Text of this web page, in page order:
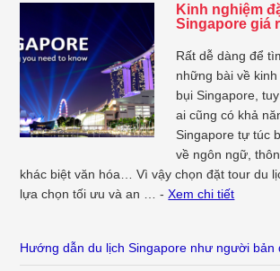
Kinh nghiệm
Singapore giá
Rất dễ dàng để
những bài về
bụi Singapore,
ai cũng có khả
Singapore tự túc
về ngôn ngữ,
khác biệt văn hóa… Vì vậy chọn đặt tour du
lựa chọn tối ưu và an … -Xem chi tiết
Hướng dẫn du lịch Singapore như người bản